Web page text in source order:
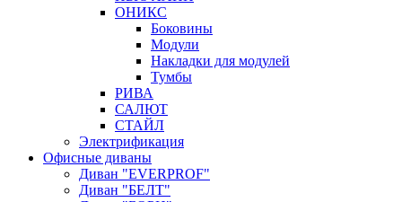
ОНИКС
Боковины
Модули
Накладки для модулей
Тумбы
РИВА
САЛЮТ
СТАЙЛ
Электрификация
Офисные диваны
Диван "EVERPROF"
Диван "БЕЛТ"